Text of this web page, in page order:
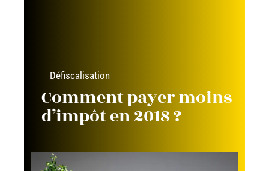
Défiscalisation
Comment payer moins
d’impôt en 2018 ?